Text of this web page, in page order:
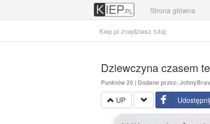
Strona główna
Kiep.pl znajdziesz tutaj:
Dziewczyna czasem
Punktów20 | Dodane przez:
UP Udostępnij